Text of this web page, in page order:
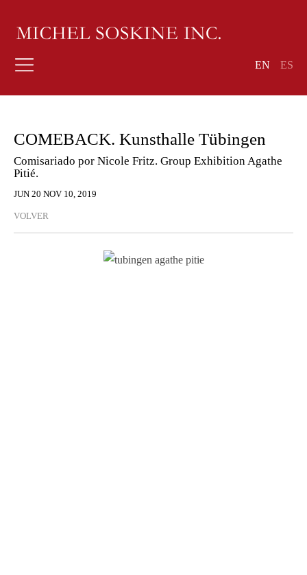
EN ES
COMEBACK. Kunsthalle Tübingen
Comisariado por Nicole Fritz. Group Exhibition Agathe
Pitié.
JUN 20 NOV 10, 2019
VOLVER